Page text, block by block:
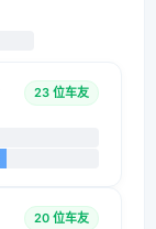
23 位车友
20 位车友